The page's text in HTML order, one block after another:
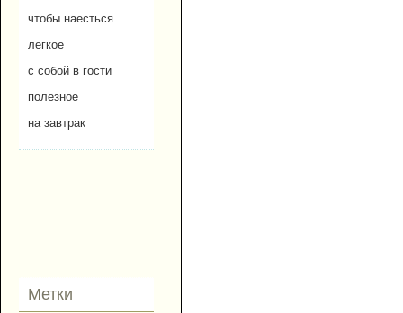
чтобы наесться
легкое
с собой в гости
полезное
на завтрак
Метки